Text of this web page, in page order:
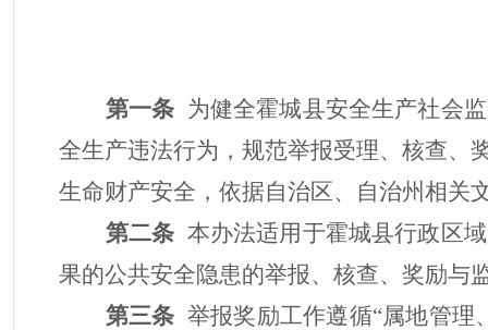
第一条 为健全霍城县安全生产社会
全生产违法行为，规范举报受理、核查、
生命财产安全，依据自治区、自治州相关
第二条 本办法适用于霍城县行政区
果的公共安全隐患的举报、核查、奖励与
第三条 举报奖励工作遵循“属地管理